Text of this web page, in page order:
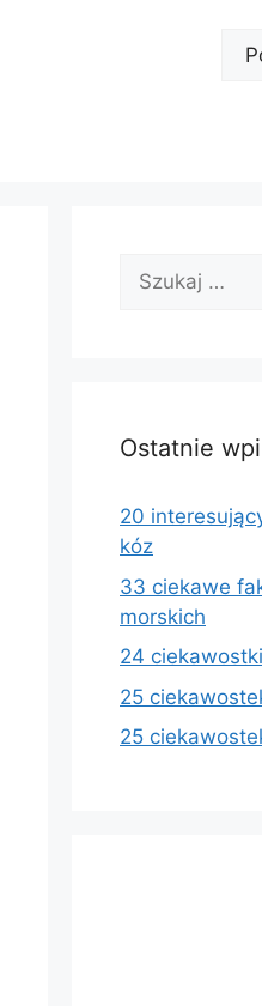
Szukaj:
Ostatnie
20
kóz
33 ciekawe
morskich
24
25
25